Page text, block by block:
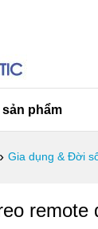
sản phẩm
› Gia dụng & Đời
remote